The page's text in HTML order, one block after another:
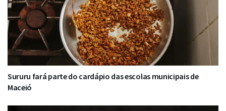
Sururu fará parte do cardápio das escolas municipais de
Maceió